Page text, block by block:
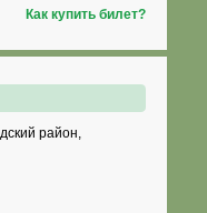
Как купить билет?
район,